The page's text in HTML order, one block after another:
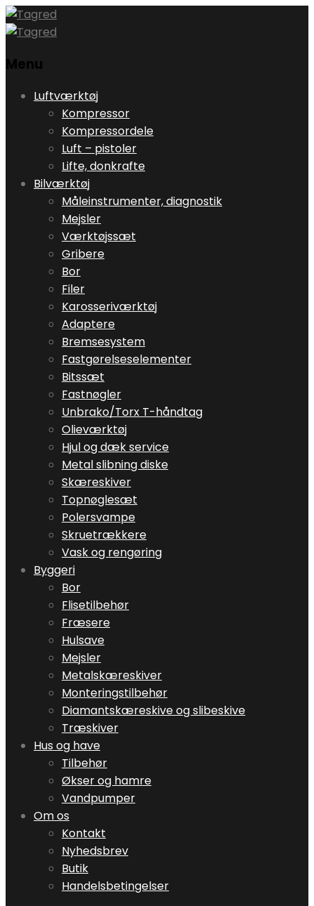
Menu
Skip
content
Luftværktøj
Kompressor
Kompressordele
Luft – pistoler
Lifte, donkrafte
Bilværktøj
Måleinstrumenter, diagnostik
Mejsler
Værktøjssæt
Gribere
Bor
Filer
Karosseriværktøj
Adaptere
Bremsesystem
Fastgørelseselementer
Bitssæt
Fastnøgler
Unbrako/Torx T-håndtag
Olieværktøj
Hjul og dæk service
Metal slibning diske
Skæreskiver
Topnøglesæt
Polersvampe
Skruetrækkere
Vask og rengøring
Byggeri
Bor
Flisetilbehør
Fræsere
Hulsave
Mejsler
Metalskæreskiver
Monteringstilbehør
Diamantskæreskive og slibeskive
Træskiver
Hus og have
Tilbehør
Økser og hamre
Vandpumper
Om os
Kontakt
Nyhedsbrev
Butik
Handelsbetingelser